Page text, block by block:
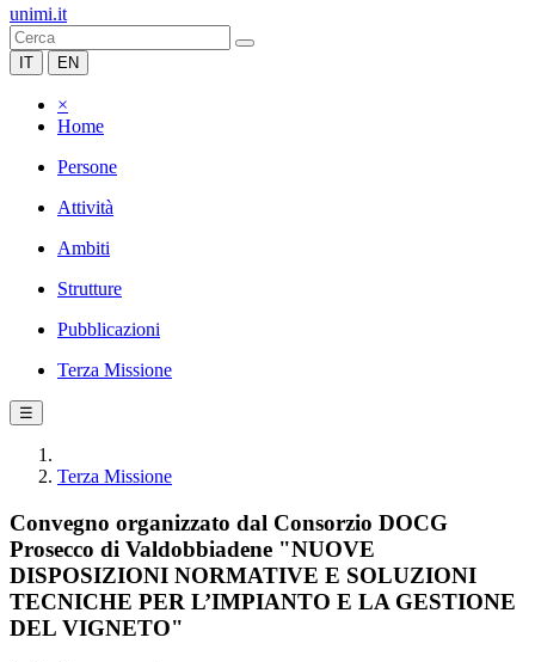
unimi.it
IT EN
×
Home
Persone
Attività
Ambiti
Strutture
Pubblicazioni
Terza Missione
☰
Terza Missione
Convegno organizzato dal Consorzio DOCG
Prosecco di Valdobbiadene "NUOVE
DISPOSIZIONI NORMATIVE E SOLUZIONI
TECNICHE PER L’IMPIANTO E LA GESTIONE
DEL VIGNETO"